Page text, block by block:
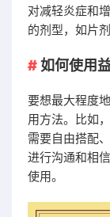
对减轻炎症和
的剂型，如片
如何使用
要想最大程度
用方法。比如
需要自由搭配
进行沟通和相
使用。